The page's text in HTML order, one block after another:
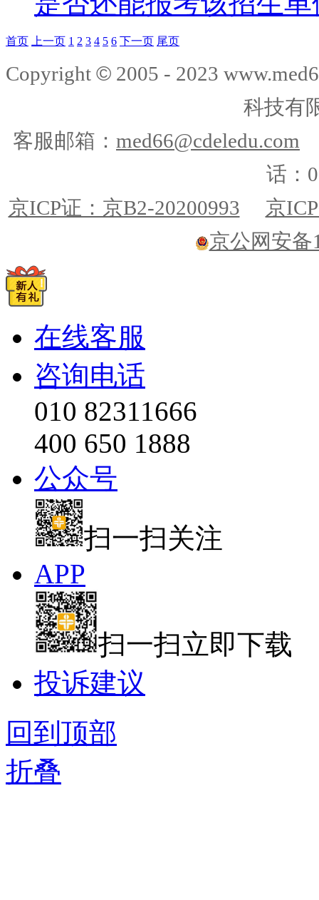
首页 上一页 1 2 3 4 5 6 下一页 尾页
Copyright © 2005 - 2023
科技有
客服邮箱： med66@cdeledu.com
话：
京ICP证：京B2-20200993
京
京公网安备
在线客服
咨询电话
010 82311666
400 650 1888
公众号
扫一扫关注
APP
扫一扫立即下载
投诉建议
回到顶部
折叠